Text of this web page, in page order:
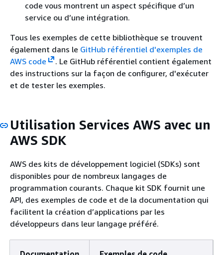
code vous montrent un aspect spécifique d’un
service ou d’une intégration.
Tous les exemples de cette bibliothèque se trouvent
également dans le GitHub référentiel d'exemples de
AWS code
. Le GitHub référentiel contient également
des instructions sur la façon de configurer, d'exécuter
et de tester les exemples.
Utilisation Services AWS avec un
AWS SDK
AWS des kits de développement logiciel (SDKs) sont
disponibles pour de nombreux langages de
programmation courants. Chaque kit SDK fournit une
API, des exemples de code et de la documentation qui
facilitent la création d’applications par les
développeurs dans leur langage préféré.